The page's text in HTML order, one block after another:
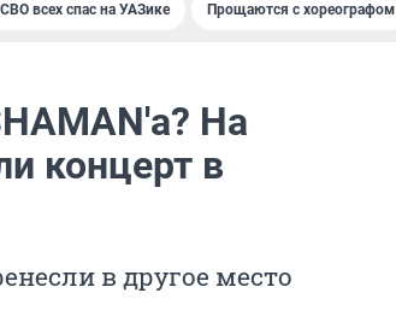
всех спас на УАЗике Прощаются с хореографом
На
концерт в
в другое место